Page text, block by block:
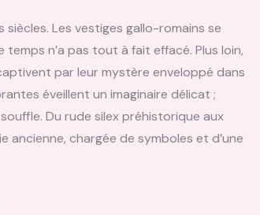
Les vestiges gallo-romains se
n’a pas tout à fait effacé. Plus loin,
par leur mystère enveloppé dans
éveillent un imaginaire délicat ;
Du rude silex préhistorique aux
ancienne, chargée de symboles et d’une